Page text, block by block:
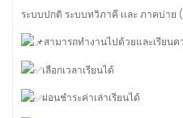
ระบบปกติ ระบบทวิภาคี เเละ ภาคบ่าย
สามารถทำงานไปด้วยและเรียน
เลือกเวลาเรียนได้
ผ่อนชำระค่าเล่าเรียนได้